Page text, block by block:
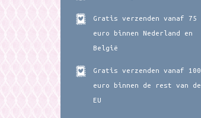
Gratis verzenden vanaf 75
euro binnen Nederland en
België
Gratis verzenden vanaf 100
euro binnen de rest van de
EU